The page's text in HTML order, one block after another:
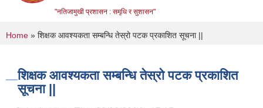
"नतिजामुखी प्रशासन : समृधि र सुशासन"
You are here
Home » शिक्षक आवश्यकता सम्बन्धि तेस्रो पटक प्रकाशित सूचना ||
शिक्षक आवश्यकता सम्बन्धि तेस्रो पटक प्रकाशित
सूचना ||